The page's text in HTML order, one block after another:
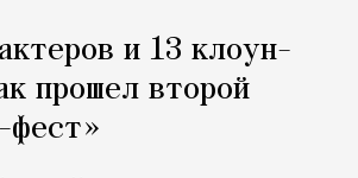
и 13 клоун-
прошел второй
фест»